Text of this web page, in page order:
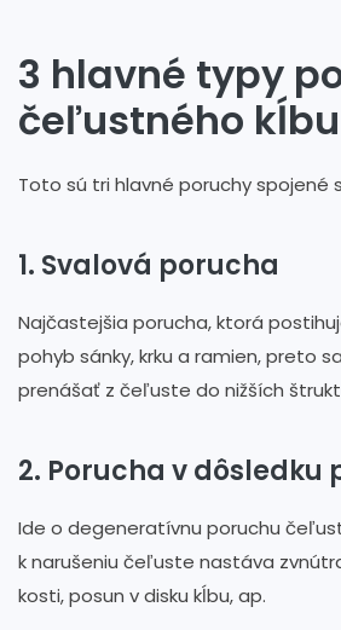
3 hlavné typy
čeľustného kĺbu
Toto sú tri hlavné poruchy spojené
1. Svalová porucha
Najčastejšia porucha, ktorá
pohyb sánky, krku a ramien, preto
prenášať z čeľuste do nižších
2. Porucha v dôsledku
Ide o degeneratívnu poruchu
k narušeniu čeľuste nastáva
kosti, posun v disku kĺbu, ap.